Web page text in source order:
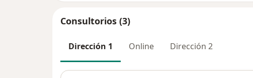
Consultorios (3)
Dirección 1 Online Dirección 2